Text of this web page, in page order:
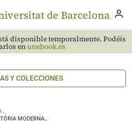
disponible temporalmente. Podéis
enunebook.es
Y COLECCIONES
MODERNA…